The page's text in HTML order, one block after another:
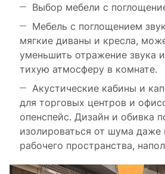
Выбор мебели с
Мебель с поглощением
мягкие диваны и кресла,
уменьшить отражение звука
тихую атмосферу в комнате.
Акустические кабины и
для торговых центров и
опенспейс. Дизайн и обивка
изолироваться от шума даже
рабочего пространства,